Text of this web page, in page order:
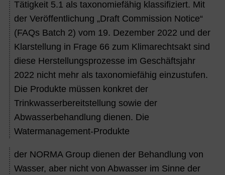
Tätigkeit 5.1 als taxonomiefähig klassifiziert. Mit
der Veröffentlichung „Draft Commission Notice“
(FAQs Batch 2) vom 19. Dezember 2022 und der
Klarstellung in Frage 66 zum Klimarechtsakt sind
diese Herstellungsprozesse im Geschäftsjahr
2022 nicht mehr als taxonomiefähig einzustufen.
Die Produkte müssen konkret der
Trinkwasserbereitstellung sowie der
Abwasserbehandlung dienen. Die
Watermanagement-Produkte
der NORMA Group dienen der Behandlung von
Wasser, aber nicht von Abwasser im Sinne der